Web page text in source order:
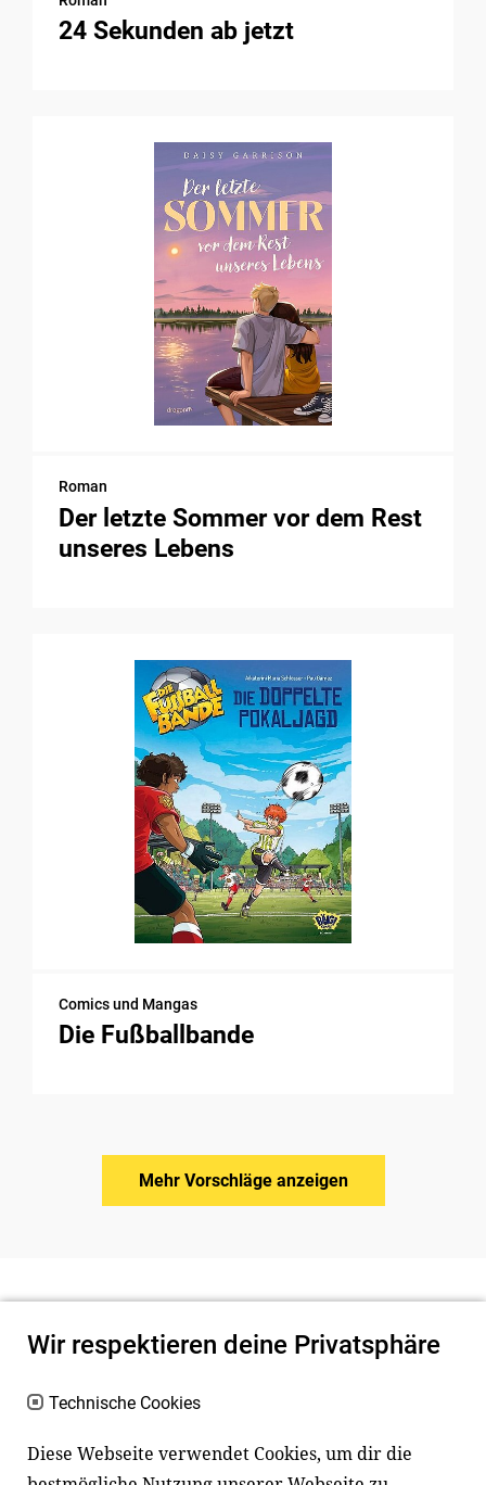
24 Sekunden ab jetzt
Roman
Der letzte Sommer vor dem Rest
unseres Lebens
Comics und Mangas
Die Fußballbande
Mehr Vorschläge anzeigen
Wir respektieren deine Privatsphäre
Technische Cookies
Diese Webseite verwendet Cookies, um dir die